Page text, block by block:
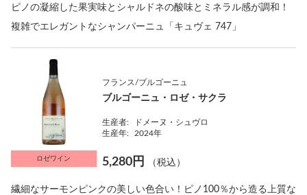
ピノの凝縮した果実味とシャルドネの酸味とミネラル感が調和！
複雑でエレガントなシャンパーニュ「キュヴェ 747」
ロゼワイン
フランス/ブルゴーニュ
ブルゴーニュ・ロゼ・サクラ
生産者:
ドメーヌ・シュヴロ
生産年:
2024年
5,280円 （税込）
繊細なサーモンピンクの美しい色合い！ピノ100％から造る上質な